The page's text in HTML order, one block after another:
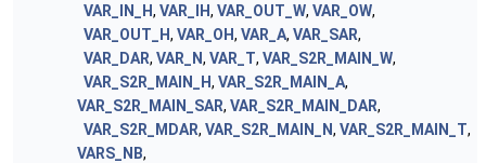
VAR_IN_H, VAR_IH, VAR_OUT_W, VAR_OW,
VAR_OUT_H, VAR_OH, VAR_A, VAR_SAR,
VAR_DAR, VAR_N, VAR_T, VAR_S2R_MAIN_W,
VAR_S2R_MAIN_H, VAR_S2R_MAIN_A,
VAR_S2R_MAIN_SAR, VAR_S2R_MAIN_DAR,
VAR_S2R_MDAR, VAR_S2R_MAIN_N, VAR_S2R_MAIN_T,
VARS_NB,